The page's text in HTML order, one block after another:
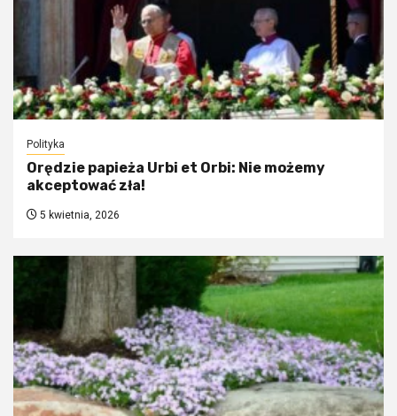
Polityka
Orędzie papieża Urbi et Orbi: Nie możemy
akceptować zła!
5 kwietnia, 2026